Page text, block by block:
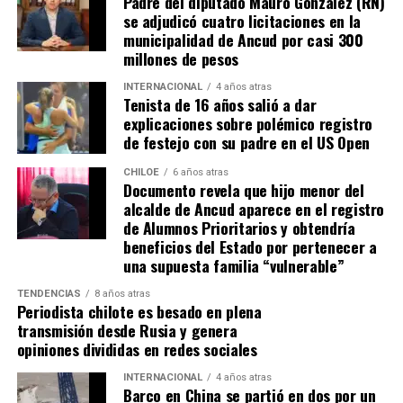
Tomás, los pasos siguen quemando los pies de Fernando
en pos de que cada kilómetro recorrido, signifique más
que una llegada a Santiago, un arribo a la cura de su hijo
Actualmente, Gómez se encuentra en Santiago
realizando trámites y participando como invitada en
distintos medios de comunicación. Aunque aún no tiene
una fecha exacta para su viaje a Estados Unidos, donde
se administra el medicamento, indicó que esperan
realizarlo «a mediados de junio».
Cabe destacar que, pese a que se logró reunir el dinero y,
por ende, la meta se cumplió, continúan circulando por
redes sociales, eventos a beneficios de Tomás Ross.
¿Como ayudar?
Instagram, Dante_contra_duchenne
Fernando Jara (padre)
se adjudicó cuatro licitaciones en la
municipalidad de Ancud por casi 300
millones de pesos
INTERNACIONAL 4 años atras
Tenista de 16 años salió a dar
explicaciones sobre polémico registro
de festejo con su padre en el US Open
CHILOE 6 años atras
Documento revela que hijo menor del
alcalde de Ancud aparece en el registro
de Alumnos Prioritarios y obtendría
beneficios del Estado por pertenecer a
una supuesta familia “vulnerable”
TENDENCIAS 8 años atras
Periodista chilote es besado en plena
transmisión desde Rusia y genera
opiniones divididas en redes sociales
INTERNACIONAL 4 años atras
Barco en China se partió en dos por un